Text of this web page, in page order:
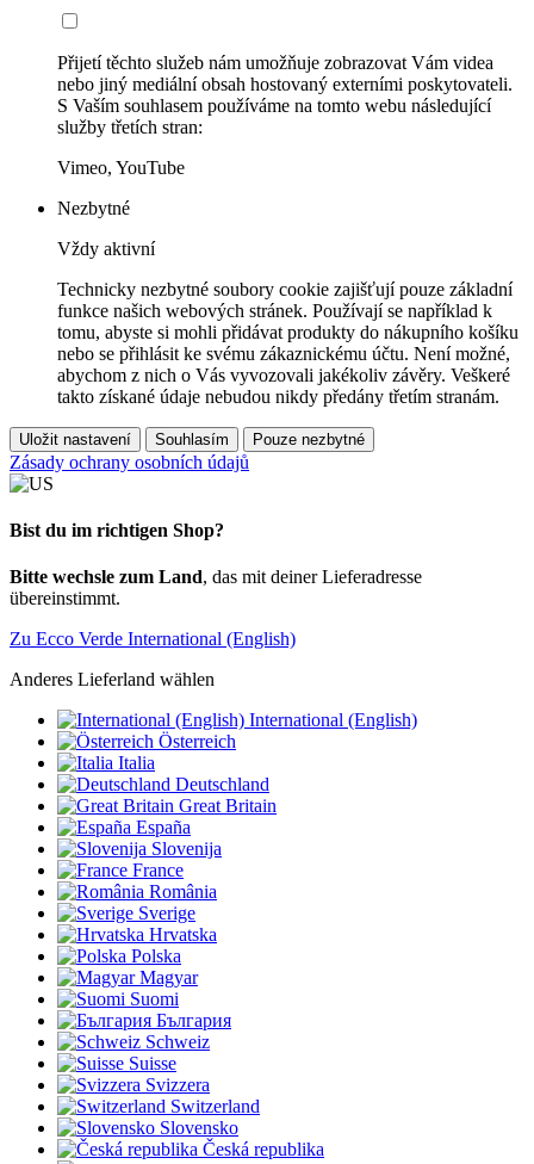
Přijetí těchto služeb nám umožňuje zobrazovat Vám videa
nebo jiný mediální obsah hostovaný externími poskytovateli.
S Vaším souhlasem používáme na tomto webu následující
služby třetích stran:
Vimeo, YouTube
Nezbytné
Vždy aktivní
Technicky nezbytné soubory cookie zajišťují pouze základní
funkce našich webových stránek. Používají se například k
tomu, abyste si mohli přidávat produkty do nákupního košíku
nebo se přihlásit ke svému zákaznickému účtu. Není možné,
abychom z nich o Vás vyvozovali jakékoliv závěry. Veškeré
takto získané údaje nebudou nikdy předány třetím stranám.
Uložit nastavení Souhlasím Pouze nezbytné
Zásady ochrany osobních údajů
Bist du im richtigen Shop?
Bitte wechsle zum Land, das mit deiner Lieferadresse
übereinstimmt.
Zu Ecco Verde International (English)
Anderes Lieferland wählen
International (English)
Österreich
Italia
Deutschland
Great Britain
España
Slovenija
France
România
Sverige
Hrvatska
Polska
Magyar
Suomi
България
Schweiz
Suisse
Svizzera
Switzerland
Slovensko
Česká republika